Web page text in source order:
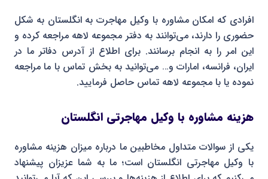
افرادی که امکان مشاوره با وکیل مهاجرت به انگلستان به شکل
حضوری را دارند، می‌توانند به دفتر مجموعه لاهه مراجعه کرده و
این امر را به انجام برسانند. برای اطلاع از آدرس دفاتر ما در
ایران، فرانسه، امارات و… می‌توانید به بخش تماس با ما مراجعه
نموده یا با مجموعه لاهه تماس حاصل فرمایید.
هزینه مشاوره با وکیل مهاجرتی انگلستان
یکی از سوالات متداول مخاطبین ما درباره میزان هزینه مشاوره
با وکیل مهاجرتی انگلستان است؛ ما به شما عزیزان پیشنهاد